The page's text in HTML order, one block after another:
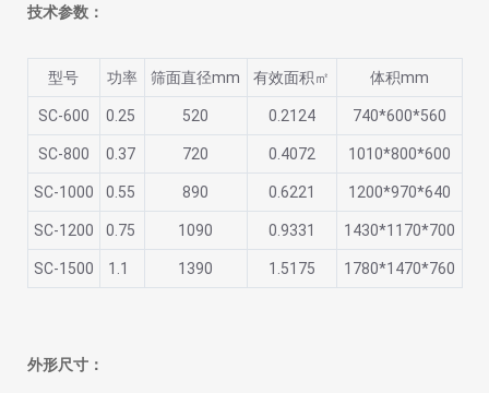
技术参数：
型号 功率 筛面直径mm 有效面积㎡ 体积mm
SC-600 0.25 520 0.2124 740*600*560
SC-800 0.37 720 0.4072 1010*800*600
SC-1000 0.55 890 0.6221 1200*970*640
SC-1200 0.75 1090 0.9331 1430*1170*700
SC-1500 1.1 1390 1.5175 1780*1470*760
外形尺寸：